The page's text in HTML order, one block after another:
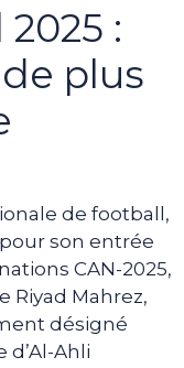
:
plus
de football,
son entrée
CAN-2025,
Riyad Mahrez,
désigné
Ahli